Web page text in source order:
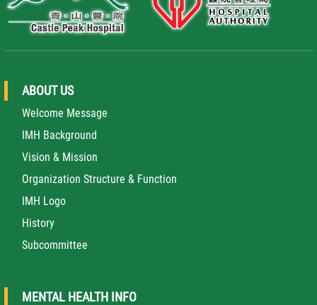
ABOUT US
Welcome Message
IMH Background
Vision & Mission
Organization Structure & Function
IMH Logo
History
Subcommittee
MENTAL HEALTH INFO